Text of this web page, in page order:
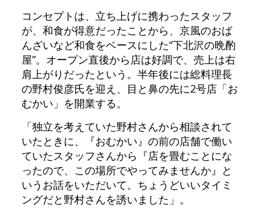
コンセプトは、立ち上げに携わったスタッフ
が、和食が得意だったことから、京風のおば
んざいなど和食をベースにした“下北沢の晩酌
屋”。オープン直後から店は好調で、売上は右
肩上がりだったという。半年後には総料理長
の野村俊彦氏を迎え、目と鼻の先に2号店「お
むかい」を開業する。
「独立を考えていた野村さんから相談されて
いたときに、『おむかい』の前の店舗で働い
ていたスタッフさんから『店を畳むことにな
ったので、この場所でやってみませんか』と
いうお話をいただいて。ちょうどいいタイミ
ングだと野村さんを誘いました」。